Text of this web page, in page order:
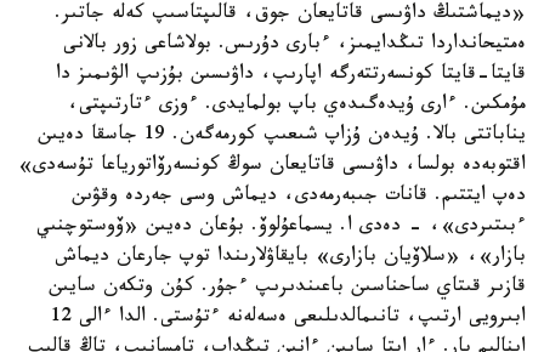
«ديماشتىڭ داۋىسى قاتايعان جوق، قالىپتاسىپ كەلە جاتىر.
ەمتيحانداردا تىڭدايمىز، ءبارى دۇرىس. بولاشاعى زور بالانى
قايتا-قايتا كونسەرتتەرگە اپارىپ، داۋىسىن بۇزىپ الۋىمىز دا
مۇمكىن. ءارى ۇيدەگىدەي باپ بولمايدى. ءوزى ءتارتىپتى،
يناباتتى بالا. ۇيدەن ۇزاپ شىعىپ كورمەگەن. 19 جاسقا دەيىن
اقتوبەدە بولسا، داۋىسى قاتايعان سوڭ كونسەرۆاتورياعا تۇسەدى»
دەپ ايتتىم. قانات جىبەرمەدى، ديماش وسى جەردە وقۋىن
ءبىتىردى»، - دەدى ا. يسماعۇلوۆ. بۇعان دەيىن «ۆوستوچنىي
بازار»، «سلاۆيان بازارى» بايقاۋلارىندا توپ جارعان ديماش
قازىر قىتاي ساحناسىن باعىندىرىپ ءجۇر. كۇن وتكەن سايىن
ابىرويى ارتىپ، تانىمالدىلىعى ەسەلەنە ءتۇستى. الدا ءالى 12